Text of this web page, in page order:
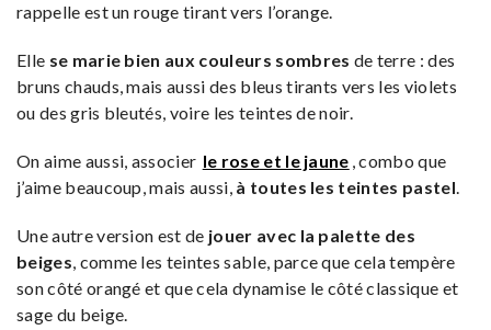
rappelle est un rouge tirant vers l’orange.
Elle se marie bien aux couleurs sombres de terre : des
bruns chauds, mais aussi des bleus tirants vers les violets
ou des gris bleutés, voire les teintes de noir.
On aime aussi, associer le rose et le jaune , combo que
j’aime beaucoup, mais aussi, à toutes les teintes pastel.
Une autre version est de jouer avec la palette des
beiges, comme les teintes sable, parce que cela tempère
son côté orangé et que cela dynamise le côté classique et
sage du beige.